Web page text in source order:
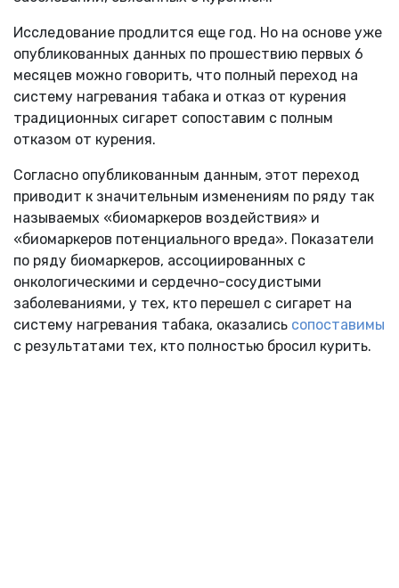
Исследование продлится еще год. Но на основе уже
опубликованных данных по прошествию первых 6
месяцев можно говорить, что полный переход на
систему нагревания табака и отказ от курения
традиционных сигарет сопоставим с полным
отказом от курения.
Согласно опубликованным данным, этот переход
приводит к значительным изменениям по ряду так
называемых «биомаркеров воздействия» и
«биомаркеров потенциального вреда». Показатели
по ряду биомаркеров, ассоциированных с
онкологическими и сердечно-сосудистыми
заболеваниями, у тех, кто перешел с сигарет на
систему нагревания табака, оказались сопоставимы
с результатами тех, кто полностью бросил курить.